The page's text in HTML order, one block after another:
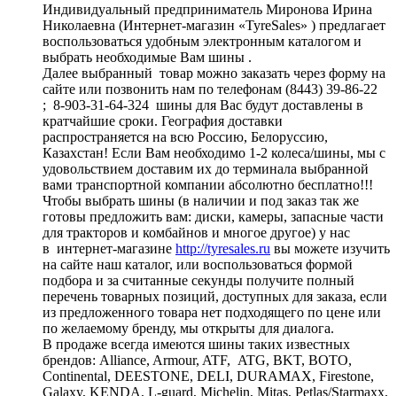
Индивидуальный предприниматель Миронова Ирина
Николаевна (Интернет-магазин «TyreSales» ) предлагает
воспользоваться удобным электронным каталогом и
выбрать необходимые Вам шины .
Далее выбранный товар можно заказать через форму на
сайте или позвонить нам по телефонам (8443) 39-86-22
; 8-903-31-64-324 шины для Вас будут доставлены в
кратчайшие сроки. География доставки
распространяется на всю Россию, Белоруссию,
Казахстан! Если Вам необходимо 1-2 колеса/шины, мы с
удовольствием доставим их до терминала выбранной
вами транспортной компании абсолютно бесплатно!!!
Чтобы выбрать шины (в наличии и под заказ так же
готовы предложить вам: диски, камеры, запасные части
для тракторов и комбайнов и многое другое) у нас
в интернет-магазине http://tyresales.ru вы можете изучить
на сайте наш каталог, или воспользоваться формой
подбора и за считанные секунды получите полный
перечень товарных позиций, доступных для заказа, если
из предложенного товара нет подходящего по цене или
по желаемому бренду, мы открыты для диалога.
В продаже всегда имеются шины таких известных
брендов: Alliance, Armour, ATF, ATG, BKT, BOTO,
Continental, DEESTONE, DELI, DURAMAX, Firestone,
Galaxy, KENDA, L-guard, Michelin, Mitas, Petlas/Starmaxx,